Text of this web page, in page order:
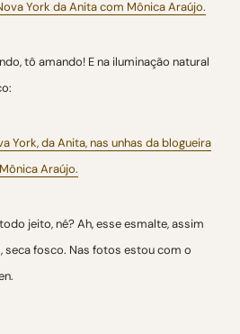
tô amando! E na iluminação natural
jeito, né? Ah, esse esmalte, assim
seca fosco. Nas fotos estou com o